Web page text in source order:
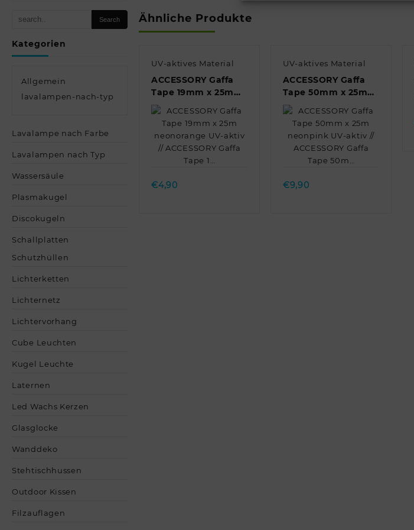
Kategorien
Allgemein
lavalampen-nach-typ
Lavalampe nach Farbe
Lavalampen nach Typ
Wassersäule
Plasmakugel
Discokugeln
Schallplatten
Schutzhüllen
Lichterketten
Lichternetz
Lichtervorhang
Cube Leuchten
Kugel Leuchte
Laternen
Led Wachs Kerzen
Glasglocke
Wanddeko
Stehtischhussen
Outdoor Kissen
Filzauflagen
Ähnliche Produkte
UV-aktives Material
ACCESSORY Gaffa
Tape 19mm x 25m
neonorange UV-
aktiv // ACCESSORY
Gaffa Tape 1…
Quick view
€4,90
UV-aktives Material
ACCESSORY Gaffa
Tape 50mm x 25m
neonpink UV-aktiv //
ACCESSORY Gaffa
Tape 50m…
Quick view
€9,90